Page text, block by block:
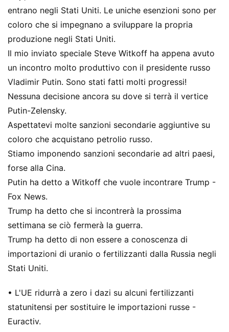
entrano negli Stati Uniti. Le uniche esenzioni sono per
coloro che si impegnano a sviluppare la propria
produzione negli Stati Uniti.
Il mio inviato speciale Steve Witkoff ha appena avuto
un incontro molto produttivo con il presidente russo
Vladimir Putin. Sono stati fatti molti progressi!
Nessuna decisione ancora su dove si terrà il vertice
Putin-Zelensky.
Aspettatevi molte sanzioni secondarie aggiuntive su
coloro che acquistano petrolio russo.
Stiamo imponendo sanzioni secondarie ad altri paesi,
forse alla Cina.
Putin ha detto a Witkoff che vuole incontrare Trump -
Fox News.
Trump ha detto che si incontrerà la prossima
settimana se ciò fermerà la guerra.
Trump ha detto di non essere a conoscenza di
importazioni di uranio o fertilizzanti dalla Russia negli
Stati Uniti.
• L'UE ridurrà a zero i dazi su alcuni fertilizzanti
statunitensi per sostituire le importazioni russe -
Euractiv.